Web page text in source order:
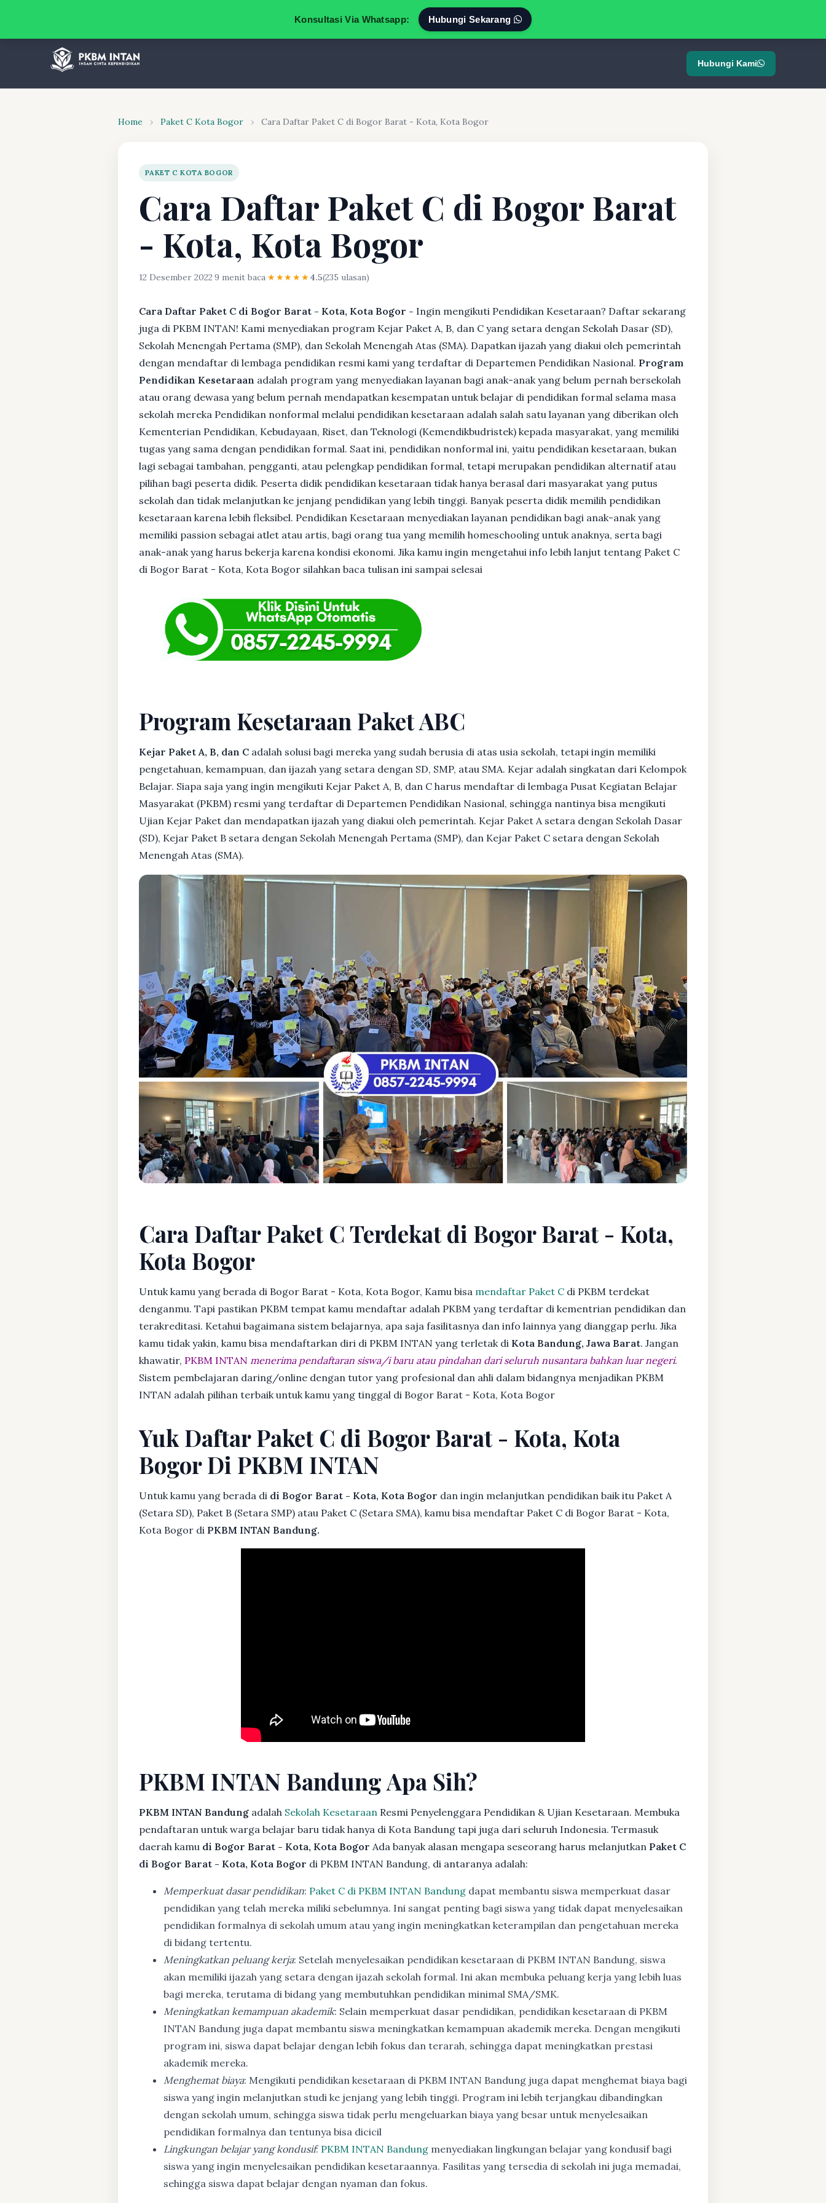
Konsultasi Via Whatsapp: Hubungi Sekarang
Hubungi Kami
Home › Paket C Kota Bogor › Cara Daftar Paket C di Bogor Barat - Kota, Kota Bogor
PAKET C KOTA BOGOR
Cara Daftar Paket C di Bogor Barat
- Kota, Kota Bogor
12 Desember 2022·9 menit baca·★★★★★4.5(235 ulasan)
Cara Daftar Paket C di Bogor Barat - Kota, Kota Bogor - Ingin mengikuti Pendidikan Kesetaraan? Daftar sekarang
juga di PKBM INTAN! Kami menyediakan program Kejar Paket A, B, dan C yang setara dengan Sekolah Dasar (SD),
Sekolah Menengah Pertama (SMP), dan Sekolah Menengah Atas (SMA). Dapatkan ijazah yang diakui oleh pemerintah
dengan mendaftar di lembaga pendidikan resmi kami yang terdaftar di Departemen Pendidikan Nasional. Program
Pendidikan Kesetaraan adalah program yang menyediakan layanan bagi anak-anak yang belum pernah bersekolah
atau orang dewasa yang belum pernah mendapatkan kesempatan untuk belajar di pendidikan formal selama masa
sekolah mereka Pendidikan nonformal melalui pendidikan kesetaraan adalah salah satu layanan yang diberikan oleh
Kementerian Pendidikan, Kebudayaan, Riset, dan Teknologi (Kemendikbudristek) kepada masyarakat, yang memiliki
tugas yang sama dengan pendidikan formal. Saat ini, pendidikan nonformal ini, yaitu pendidikan kesetaraan, bukan
lagi sebagai tambahan, pengganti, atau pelengkap pendidikan formal, tetapi merupakan pendidikan alternatif atau
pilihan bagi peserta didik. Peserta didik pendidikan kesetaraan tidak hanya berasal dari masyarakat yang putus
sekolah dan tidak melanjutkan ke jenjang pendidikan yang lebih tinggi. Banyak peserta didik memilih pendidikan
kesetaraan karena lebih fleksibel. Pendidikan Kesetaraan menyediakan layanan pendidikan bagi anak-anak yang
memiliki passion sebagai atlet atau artis, bagi orang tua yang memilih homeschooling untuk anaknya, serta bagi
anak-anak yang harus bekerja karena kondisi ekonomi. Jika kamu ingin mengetahui info lebih lanjut tentang Paket C
di Bogor Barat - Kota, Kota Bogor silahkan baca tulisan ini sampai selesai
Program Kesetaraan Paket ABC
Kejar Paket A, B, dan C adalah solusi bagi mereka yang sudah berusia di atas usia sekolah, tetapi ingin memiliki
pengetahuan, kemampuan, dan ijazah yang setara dengan SD, SMP, atau SMA. Kejar adalah singkatan dari Kelompok
Belajar. Siapa saja yang ingin mengikuti Kejar Paket A, B, dan C harus mendaftar di lembaga Pusat Kegiatan Belajar
Masyarakat (PKBM) resmi yang terdaftar di Departemen Pendidikan Nasional, sehingga nantinya bisa mengikuti
Ujian Kejar Paket dan mendapatkan ijazah yang diakui oleh pemerintah. Kejar Paket A setara dengan Sekolah Dasar
(SD), Kejar Paket B setara dengan Sekolah Menengah Pertama (SMP), dan Kejar Paket C setara dengan Sekolah
Menengah Atas (SMA).
Cara Daftar Paket C Terdekat di Bogor Barat - Kota,
Kota Bogor
Untuk kamu yang berada di Bogor Barat - Kota, Kota Bogor, Kamu bisa mendaftar Paket C di PKBM terdekat
denganmu. Tapi pastikan PKBM tempat kamu mendaftar adalah PKBM yang terdaftar di kementrian pendidikan dan
terakreditasi. Ketahui bagaimana sistem belajarnya, apa saja fasilitasnya dan info lainnya yang dianggap perlu. Jika
kamu tidak yakin, kamu bisa mendaftarkan diri di PKBM INTAN yang terletak di Kota Bandung, Jawa Barat. Jangan
khawatir, PKBM INTAN menerima pendaftaran siswa/i baru atau pindahan dari seluruh nusantara bahkan luar negeri.
Sistem pembelajaran daring/online dengan tutor yang profesional dan ahli dalam bidangnya menjadikan PKBM
INTAN adalah pilihan terbaik untuk kamu yang tinggal di Bogor Barat - Kota, Kota Bogor
Yuk Daftar Paket C di Bogor Barat - Kota, Kota
Bogor Di PKBM INTAN
Untuk kamu yang berada di di Bogor Barat - Kota, Kota Bogor dan ingin melanjutkan pendidikan baik itu Paket A
(Setara SD), Paket B (Setara SMP) atau Paket C (Setara SMA), kamu bisa mendaftar Paket C di Bogor Barat - Kota,
Kota Bogor di PKBM INTAN Bandung.
PKBM INTAN Bandung Apa Sih?
PKBM INTAN Bandung adalah Sekolah Kesetaraan Resmi Penyelenggara Pendidikan & Ujian Kesetaraan. Membuka
pendaftaran untuk warga belajar baru tidak hanya di Kota Bandung tapi juga dari seluruh Indonesia. Termasuk
daerah kamu di Bogor Barat - Kota, Kota Bogor Ada banyak alasan mengapa seseorang harus melanjutkan Paket C
di Bogor Barat - Kota, Kota Bogor di PKBM INTAN Bandung, di antaranya adalah:
Memperkuat dasar pendidikan: Paket C di PKBM INTAN Bandung dapat membantu siswa memperkuat dasar
pendidikan yang telah mereka miliki sebelumnya. Ini sangat penting bagi siswa yang tidak dapat menyelesaikan
pendidikan formalnya di sekolah umum atau yang ingin meningkatkan keterampilan dan pengetahuan mereka
di bidang tertentu.
Meningkatkan peluang kerja: Setelah menyelesaikan pendidikan kesetaraan di PKBM INTAN Bandung, siswa
akan memiliki ijazah yang setara dengan ijazah sekolah formal. Ini akan membuka peluang kerja yang lebih luas
bagi mereka, terutama di bidang yang membutuhkan pendidikan minimal SMA/SMK.
Meningkatkan kemampuan akademik: Selain memperkuat dasar pendidikan, pendidikan kesetaraan di PKBM
INTAN Bandung juga dapat membantu siswa meningkatkan kemampuan akademik mereka. Dengan mengikuti
program ini, siswa dapat belajar dengan lebih fokus dan terarah, sehingga dapat meningkatkan prestasi
akademik mereka.
Menghemat biaya: Mengikuti pendidikan kesetaraan di PKBM INTAN Bandung juga dapat menghemat biaya bagi
siswa yang ingin melanjutkan studi ke jenjang yang lebih tinggi. Program ini lebih terjangkau dibandingkan
dengan sekolah umum, sehingga siswa tidak perlu mengeluarkan biaya yang besar untuk menyelesaikan
pendidikan formalnya dan tentunya bisa dicicil
Lingkungan belajar yang kondusif: PKBM INTAN Bandung menyediakan lingkungan belajar yang kondusif bagi
siswa yang ingin menyelesaikan pendidikan kesetaraannya. Fasilitas yang tersedia di sekolah ini juga memadai,
sehingga siswa dapat belajar dengan nyaman dan fokus.